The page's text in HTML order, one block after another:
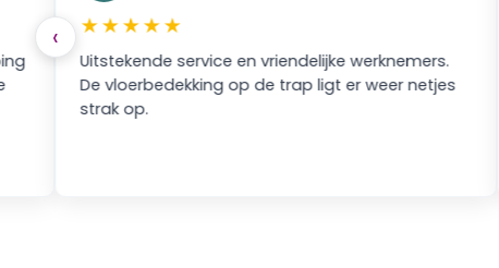
★★★★★
Uitstekende service en vriendelijke werknemers.
De vloerbedekking op de trap ligt er weer netjes
strak op.
‹